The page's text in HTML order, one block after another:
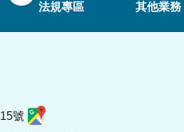
法規專區 其他業務
號